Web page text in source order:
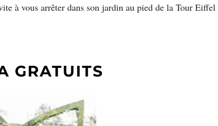
à vous arrêter dans son jardin au pied de la Tour Eiffel
GRATUITS